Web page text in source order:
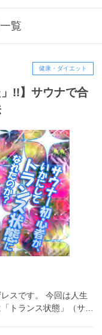
覧
健康・ダイエット
!!】サウナで合
スです。 今回は人生
トランス状態」（サ…